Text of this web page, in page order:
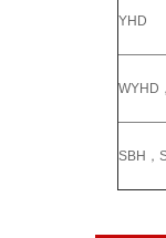
YHD
WYHD
SBH，